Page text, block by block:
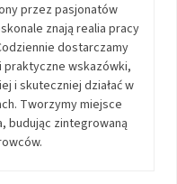
przez pasjonatów
znają realia pracy
dostarczamy
wskazówki,
i skuteczniej działać w
Tworzymy miejsce
budując zintegrowaną